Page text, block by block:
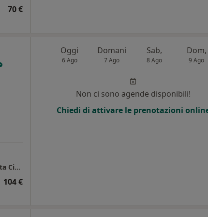
70 €
Bologna - Studio di Psicologia e Sessuologia Rita Ciani
104 €
Oggi
6 Ago
Domani
7 Ago
Sab,
8 Ago
Dom,
9 Ago
Non ci sono agende disponibili!
Chiedi di attivare le prenotazioni